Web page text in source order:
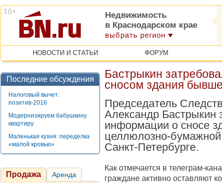
Недвижимость
в Краснодарском крае
выбрать регион
НОВОСТИ И СТАТЬИ ФОРУМ
Последние обсуждения
Налоговый вычет:
позитив-2016
Модернизируем бабушкину
квартиру
Маленькая кухня: переделка
«малой кровью»
Продажа Аренда
Бастрыкин
сносом здания
Председатель
Александр Бастрыкин
информации о сносе
целлюлозно-
Санкт-Петербурге.
Как отмечается в телеграм-
граждане активно оставляют